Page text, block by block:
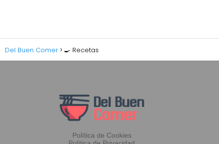
Del Buen Comer 🍳 Recetas
Política de Cookies